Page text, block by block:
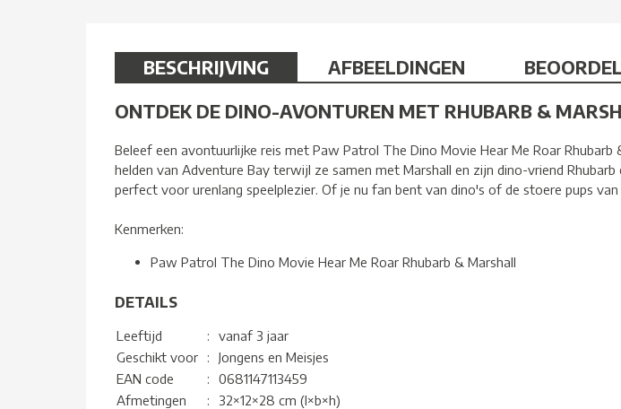
BESCHRIJVING AFBEELDINGEN
ONTDEK DE DINO-AVONTUREN MET RHUBARB &
Beleef een avontuurlijke reis met Paw Patrol The Dino Movie Hear Me Roar
helden van Adventure Bay terwijl ze samen met Marshall en zijn dino-vriend
perfect voor urenlang speelplezier. Of je nu fan bent van dino's of de stoere pups
Kenmerken:
Paw Patrol The Dino Movie Hear Me Roar Rhubarb & Marshall
DETAILS
Leeftijd :
vanaf 3 jaar
Geschikt voor
:
Jongens en Meisjes
EAN code
:
0681147113459
Afmetingen
:
32×12×28 cm (l×b×h)